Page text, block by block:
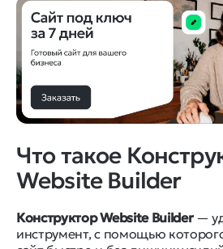
Что такое
Website Builder
Конструктор Website Builder—
инструмент, с помощью